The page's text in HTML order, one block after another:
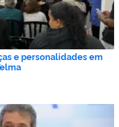
e personalidades em